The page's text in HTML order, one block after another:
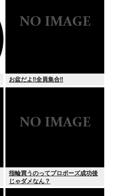
お盆だよ‼全員集合‼
指輪買うのってプロポーズ成功後
じゃダメなん？